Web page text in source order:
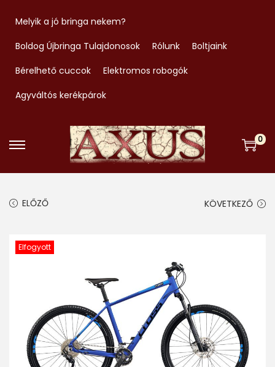
Melyik a jó bringa nekem?
Boldog Újbringa Tulajdonosok
Rólunk
Boltjaink
Bérelhető cuccok
Elektromos robogók
Agyváltós kerékpárok
S
v
g
a
S
n
e
n
0
ELŐZŐ KÖVETKEZŐ
Elfogyott